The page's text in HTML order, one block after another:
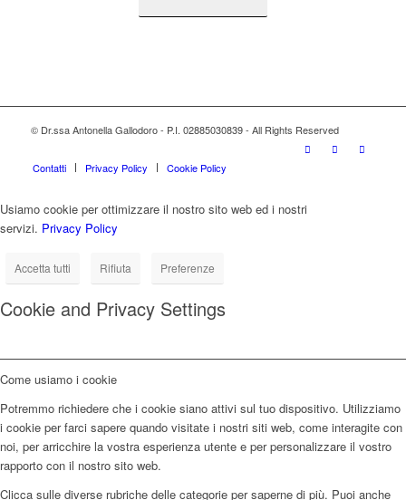
© Dr.ssa Antonella Gallodoro - P.I. 02885030839 - All Rights Reserved
Contatti Privacy Policy Cookie Policy
Usiamo cookie per ottimizzare il nostro sito web ed i nostri
servizi. Privacy Policy
Accetta tutti Rifiuta Preferenze
Cookie and Privacy Settings
Come usiamo i cookie
Potremmo richiedere che i cookie siano attivi sul tuo dispositivo. Utilizziamo
i cookie per farci sapere quando visitate i nostri siti web, come interagite con
noi, per arricchire la vostra esperienza utente e per personalizzare il vostro
rapporto con il nostro sito web.
Clicca sulle diverse rubriche delle categorie per saperne di più. Puoi anche